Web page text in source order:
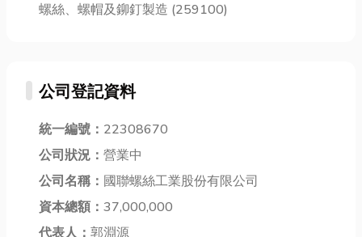
螺絲、螺帽及鉚釘製造 (259100)
公司登記資料
統一編號： 22308670
公司狀況： 營業中
公司名稱： 國聯螺絲工業股份有限公司
資本總額： 37,000,000
代表人： 郭淵源